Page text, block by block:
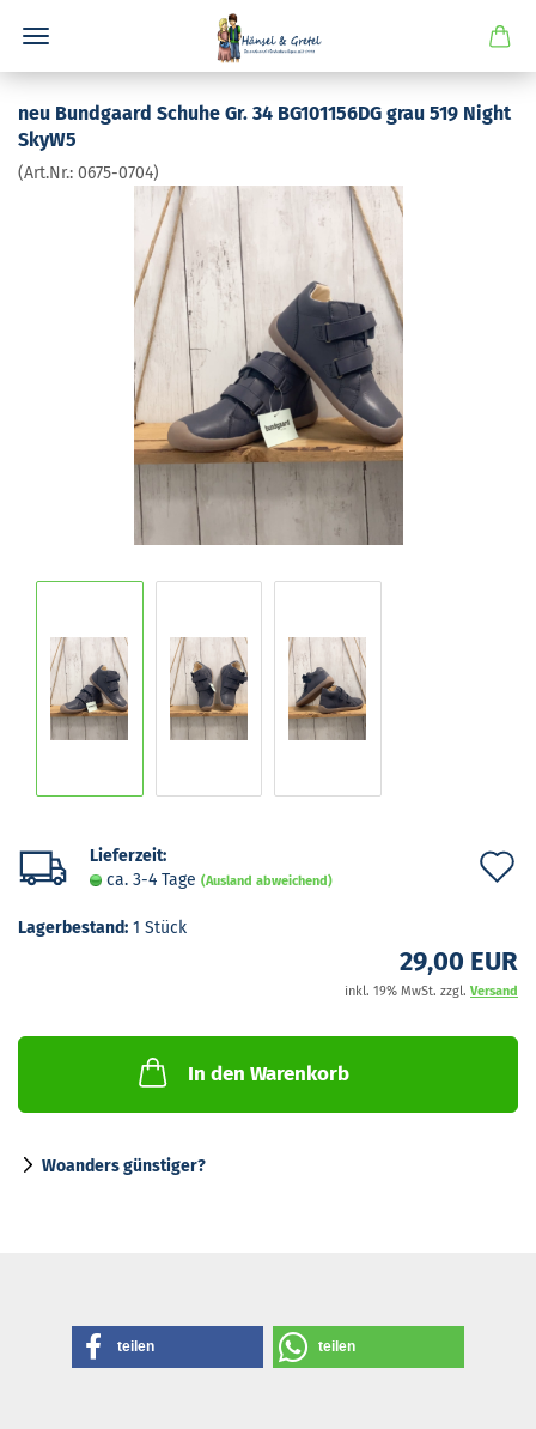
neu Bund­gaard Schu­he Gr. 34 BG101156DG grau 519 Night
SkyW5
(Art.Nr.: 0675-​0704)
Lieferzeit:
ca. 3-4 Tage (Ausland abweichend)
Lagerbestand: 1 Stück
29,00 EUR
inkl. 19% MwSt. zzgl. Versand
In den Warenkorb
Woanders günstiger?
teilen teilen